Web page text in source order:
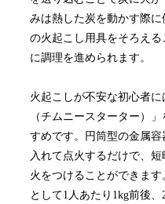
みは熱した炭を動かす際に
の火起こし用具をそろえ
に調理を進められます。
火起こしが不安な初心者
（チムニースターター）
すめです。円筒型の金属
入れて点火するだけで、
火をつけることができま
として1人あたり1kg前後